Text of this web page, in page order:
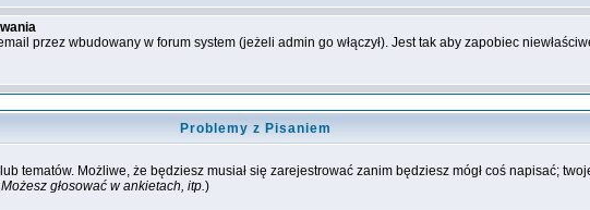
przez wbudowany w forum system (jeżeli admin go włączył). Jest tak aby zapobiec
Problemy z Pisaniem
tematów. Możliwe, że będziesz musiał się zarejestrować zanim będziesz mógł coś napisać;
głosować w ankietach, itp.)